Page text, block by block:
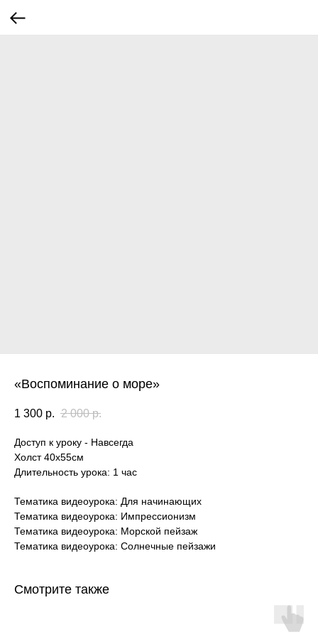
«Воспоминание о море»
1 300 р. 2 000 р.
Доступ к уроку - Навсегда
Холст 40х55см
Длительность урока: 1 час
Тематика видеоурока: Для начинающих
Тематика видеоурока: Импрессионизм
Тематика видеоурока: Морской пейзаж
Тематика видеоурока: Солнечные пейзажи
Смотрите также